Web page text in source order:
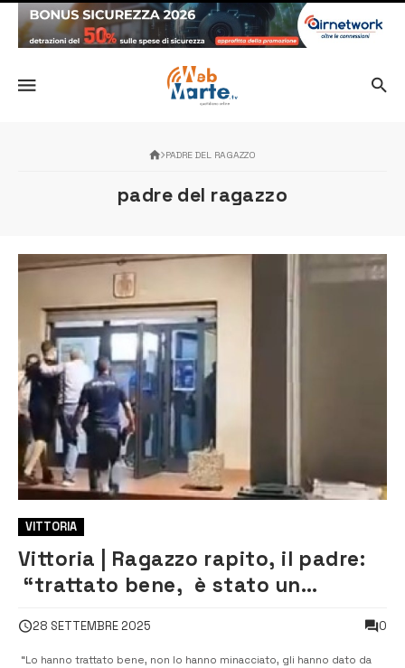
PADRE DEL RAGAZZO
padre del ragazzo
VITTORIA
Vittoria | Ragazzo rapito, il padre:
“trattato bene, è stato un
28 SETTEMBRE 2025 0
“Lo hanno trattato bene, non lo hanno minacciato, gli hanno dato da